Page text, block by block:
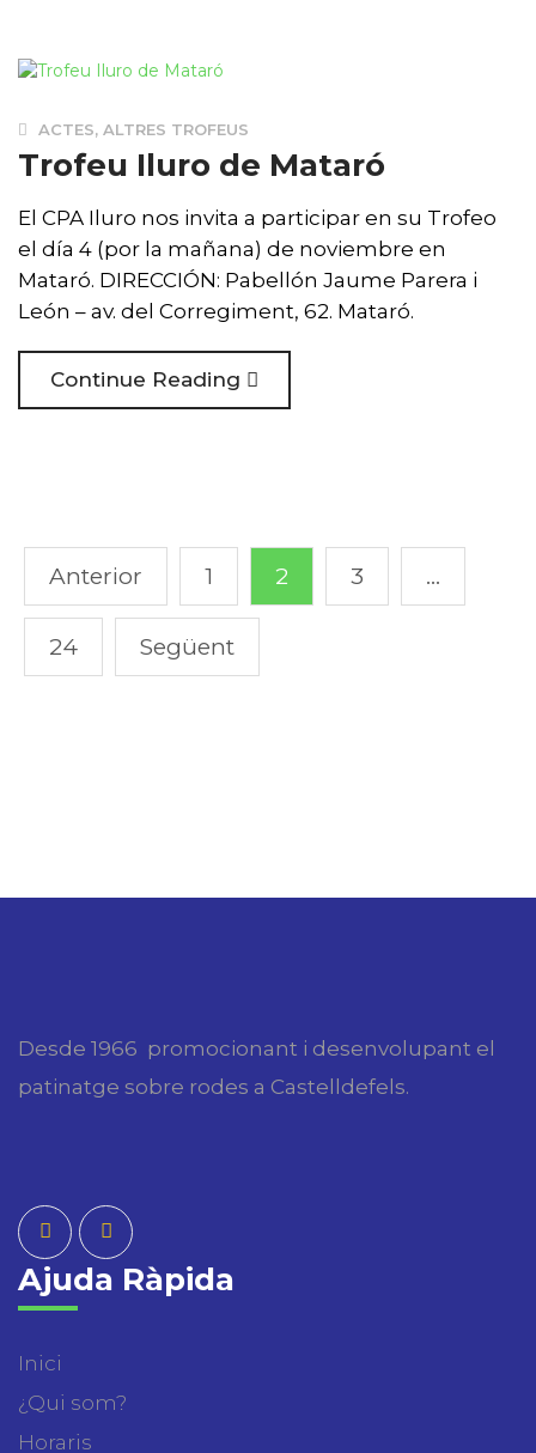
ACTES, ALTRES TROFEUS
Trofeu Iluro de Mataró
El CPA Iluro nos invita a participar en su Trofeo
el día 4 (por la mañana) de noviembre en
Mataró. DIRECCIÓN: Pabellón Jaume Parera i
León – av. del Corregiment, 62. Mataró.
Continue Reading
Anterior 1 2 3 …
24 Següent
Desde 1966 promocionant i desenvolupant el
patinatge sobre rodes a Castelldefels.
Ajuda Ràpida
Inici
¿Qui som?
Horaris